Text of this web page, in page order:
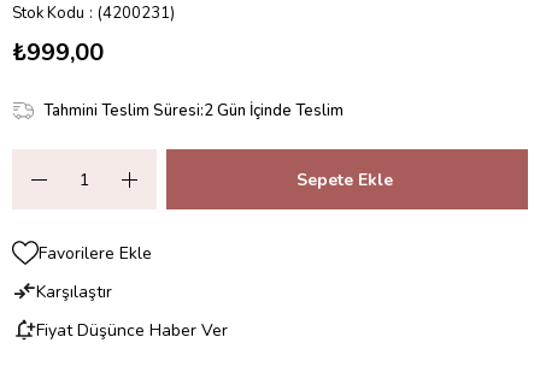
Stok Kodu (4200231)
₺999,00
Tahmini Teslim Süresi:2 Gün İçinde Teslim
Favorilere Ekle
Karşılaştır
Fiyat Düşünce Haber Ver